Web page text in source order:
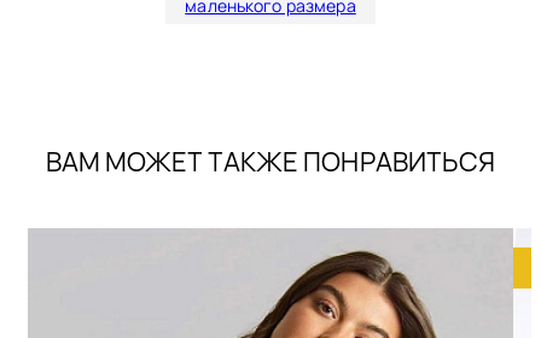
маленького размера
ВАМ МОЖЕТ ТАКЖЕ ПОНРАВИТЬСЯ